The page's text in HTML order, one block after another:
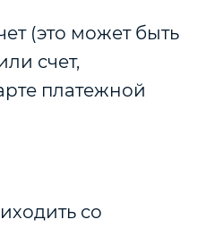
(это может быть
счет,
платежной
со